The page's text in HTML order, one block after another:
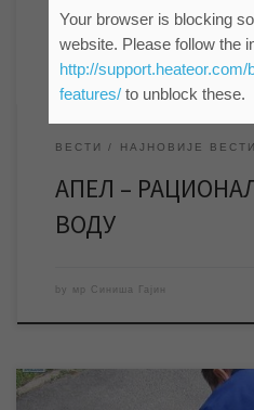
улагању у извориште, његовом
ВЕСТИ НАЈНОВИЈЕ ВЕСТИ
АПЕЛ –
ВОДУ
by мр Синиша Гајин
Your browser is blocking
website. Please follow the
http://
features/to unblock these.